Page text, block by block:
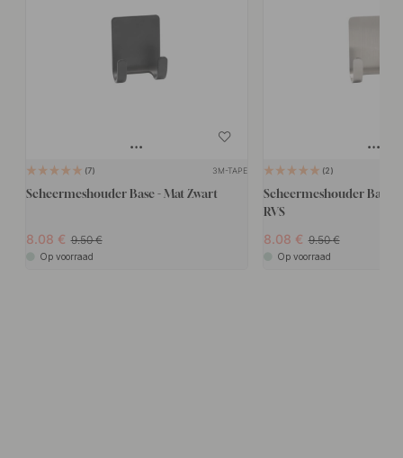
7 3M-TAPE
Scheermeshouder Base - Mat Zwart
8.08 9.50
Op voorraad
2
Scheermeshouder Base
RVS
8.08 9.50
Op voorraad